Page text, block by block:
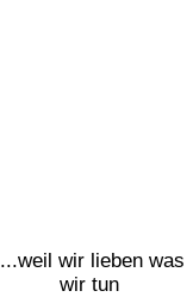
...weil wir lieben was
wir tun